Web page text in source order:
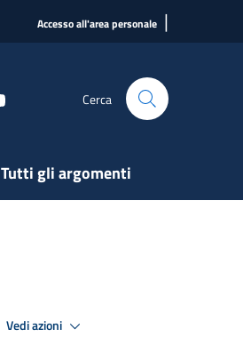
Accesso all'area personale |
Cerca
Tutti gli argomenti
Vedi azioni